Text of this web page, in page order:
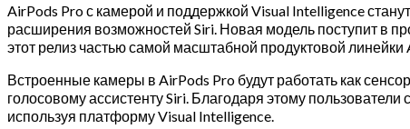
AirPods Pro с камерой и поддержкой Visual Intelligence
расширения возможностей Siri. Новая модель поступит в
этот релиз частью самой масштабной продуктовой линейки
Встроенные камеры в AirPods Pro будут работать как
голосовому ассистенту Siri. Благодаря этому
используя платформу Visual Intelligence.